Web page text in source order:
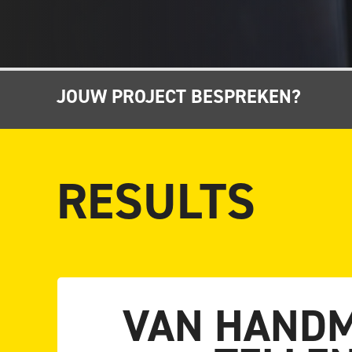
JOUW PROJECT BESPREKEN?
RESULTS
VAN Overvloed aan data